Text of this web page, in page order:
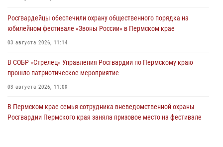
Росгвардейцы обеспечили охрану общественного порядка на
юбилейном фестивале «Звоны России» в Пермском крае
03 августа 2026, 11:14
В СОБР «Стрелец» Управления Росгвардии по Пермскому краю
прошло патриотическое мероприятие
03 августа 2026, 11:09
В Пермском крае семья сотрудника вневедомственной охраны
Росгвардии Пермского края заняла призовое место на фестивале